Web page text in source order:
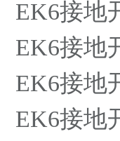
EK6接地
EK6接地
EK6接地
EK6接地